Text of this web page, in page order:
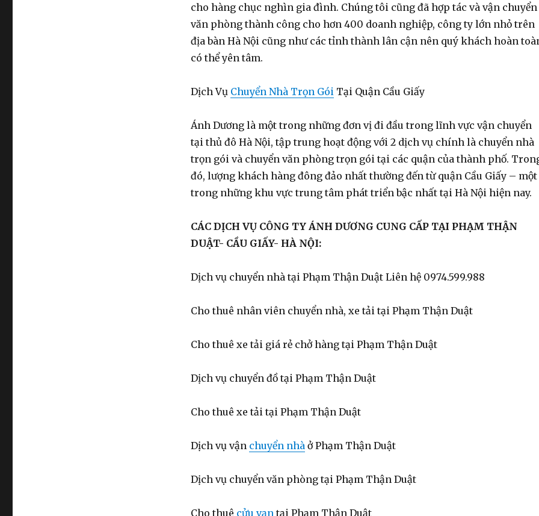
cho hàng chục nghìn gia đình. Chúng tôi cũng đã hợp tác và vận chuyển
văn phòng thành công cho hơn 400 doanh nghiệp, công ty lớn nhỏ trên
địa bàn Hà Nội cũng như các tỉnh thành lân cận nên quý khách hoàn
có thể yên tâm.
Dịch Vụ Chuyển Nhà Trọn Gói Tại Quận Cầu Giấy
Ánh Dương là một trong những đơn vị đi đầu trong lĩnh vực vận chuyển
tại thủ đô Hà Nội, tập trung hoạt động với 2 dịch vụ chính là chuyển nhà
trọn gói và chuyển văn phòng trọn gói tại các quận của thành phố.
đó, lượng khách hàng đông đảo nhất thường đến từ quận Cầu Giấy – một
trong những khu vực trung tâm phát triển bậc nhất tại Hà Nội hiện nay.
CÁC DỊCH VỤ CÔNG TY ÁNH DƯƠNG CUNG CẤP TẠI PHẠM THẬN
DUẬT- CẦU GIẤY- HÀ NỘI:
Dịch vụ chuyển nhà tại Phạm Thận Duật Liên hệ 0974.599.988
Cho thuê nhân viên chuyển nhà, xe tải tại Phạm Thận Duật
Cho thuê xe tải giá rẻ chở hàng tại Phạm Thận Duật
Dịch vụ chuyển đồ tại Phạm Thận Duật
Cho thuê xe tải tại Phạm Thận Duật
Dịch vụ vận chuyển nhà ở Phạm Thận Duật
Dịch vụ chuyển văn phòng tại Phạm Thận Duật
Cho thuê cửu vạn tại Phạm Thận Duật